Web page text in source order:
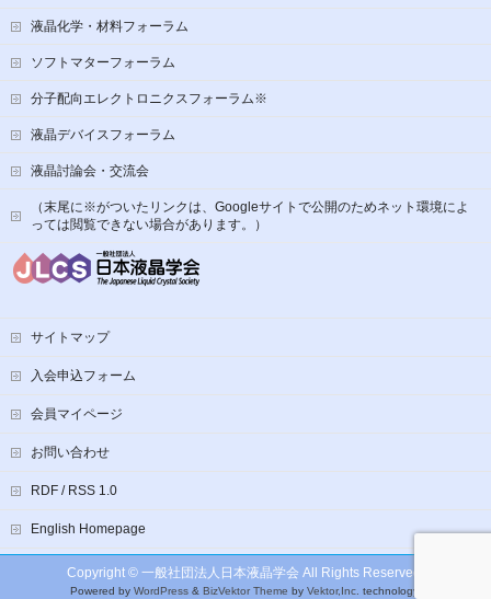
液晶化学・材料フォーラム
ソフトマターフォーラム
分子配向エレクトロニクスフォーラム※
液晶デバイスフォーラム
液晶討論会・交流会
（末尾に※がついたリンクは、Googleサイトで公開のためネット環境によ
っては閲覧できない場合があります。）
サイトマップ
入会申込フォーム
会員マイページ
お問い合わせ
RDF / RSS 1.0
English Homepage
Copyright © 一般社団法人日本液晶学会 All Rights Reserved.
Powered by WordPress& BizVektor Theme by Vektor,Inc. technology.